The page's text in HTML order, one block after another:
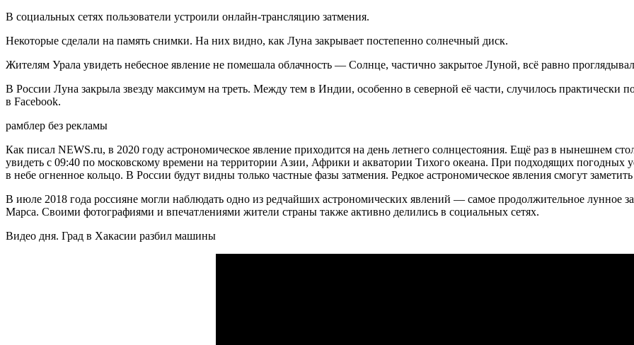
В социальных сетях пользователи устроили онлайн-трансляцию затмения.
Некоторые сделали на память снимки. На них видно, как Луна закрывает постепенно солнечный диск.
Жителям Урала увидеть небесное явление не помешала облачность — Солнце, частично закрытое Луной, всё равно
В России Луна закрыла звезду максимум на треть. Между тем в Индии, особенно в северной её части, случилось практически
в Facebook.
рамблер без рекламы
Как писал NEWS.ru, в 2020 году астрономическое явление приходится на день летнего солнцестояния. Ещё раз в нынешнем
увидеть с 09:40 по московскому времени на территории Азии, Африки и акватории Тихого океана. При подходящих погодных
в небе огненное кольцо. В России будут видны только частные фазы затмения. Редкое астрономическое явления смогут
В июле 2018 года россияне могли наблюдать одно из редчайших астрономических явлений — самое продолжительное лунное
Марса. Своими фотографиями и впечатлениями жители страны также активно делились в социальных сетях.
Видео дня. Град в Хакасии разбил машины